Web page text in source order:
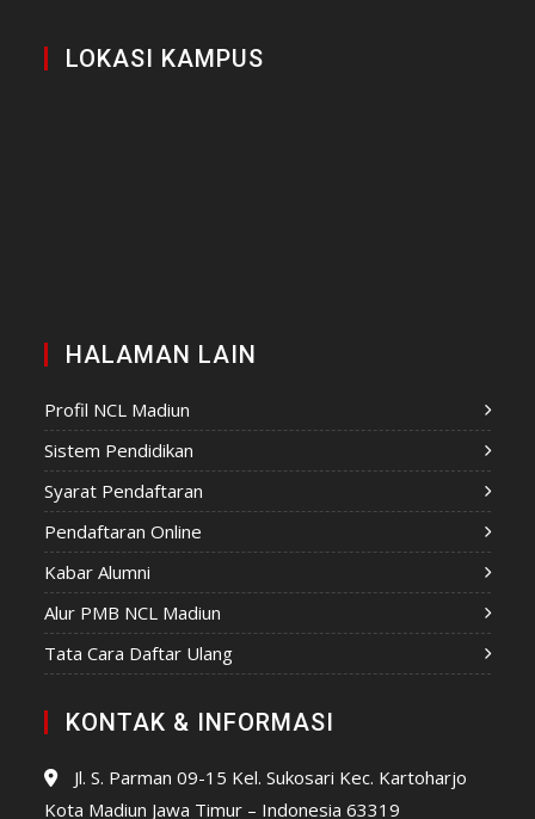
LOKASI KAMPUS
HALAMAN LAIN
Profil NCL Madiun
Sistem Pendidikan
Syarat Pendaftaran
Pendaftaran Online
Kabar Alumni
Alur PMB NCL Madiun
Tata Cara Daftar Ulang
KONTAK & INFORMASI
Jl. S. Parman 09-15 Kel. Sukosari Kec. Kartoharjo
Kota Madiun Jawa Timur – Indonesia 63319